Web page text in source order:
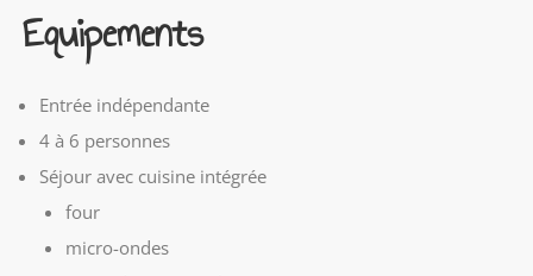
Equipements
Entrée indépendante
4 à 6 personnes
Séjour avec cuisine intégrée
four
micro-ondes